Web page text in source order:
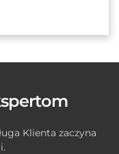
Klienta zaczyna